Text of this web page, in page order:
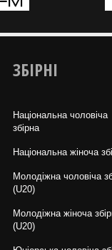
ЗБІРНІ
Національна чоловіча
збірна
Національна жiноча
Молодіжна чоловіча
(U20)
Молодіжна жіноча
(U20)